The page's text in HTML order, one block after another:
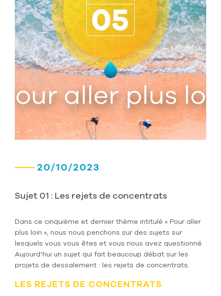
20/10/2023
Sujet 01 : Les rejets de concentrats
Dans ce cinquième et dernier thème intitulé « Pour aller
plus loin », nous nous penchons sur des sujets sur
lesquels vous vous êtes et vous nous avez questionné.
Aujourd’hui un sujet qui fait beaucoup débat sur les
projets de dessalement : les rejets de concentrats.
LES REJETS DE CONCENTRATS